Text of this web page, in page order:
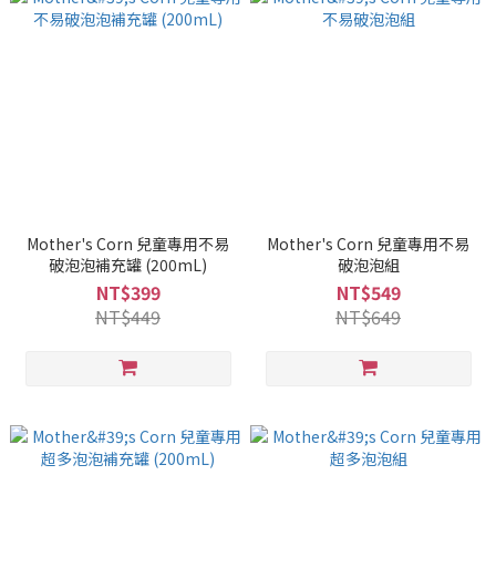
Mother's Corn 兒童專用不易
破泡泡補充罐 (200mL)
NT$399
NT$449
Mother's Corn 兒童專用不易
破泡泡組
NT$549
NT$649